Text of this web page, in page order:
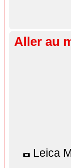
Aller au
Leica